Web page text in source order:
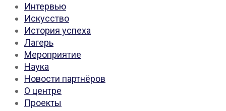
Интервью
Искусство
История успеха
Лагерь
Мероприятие
Наука
Новости партнёров
О центре
Проекты